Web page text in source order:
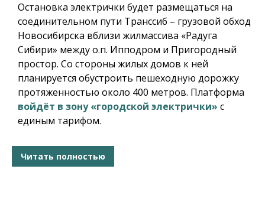
Остановка электрички будет размещаться на
соединительном пути Транссиб – грузовой обход
Новосибирска вблизи жилмассива «Радуга
Сибири» между о.п. Ипподром и Пригородный
простор. Со стороны жилых домов к ней
планируется обустроить пешеходную дорожку
протяженностью около 400 метров. Платформа
войдёт в зону «городской электрички» с
единым тарифом.
Читать полностью